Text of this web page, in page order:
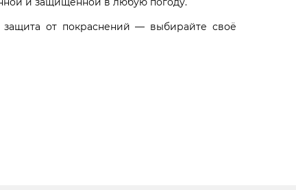
от покраснений — выбирайте своё